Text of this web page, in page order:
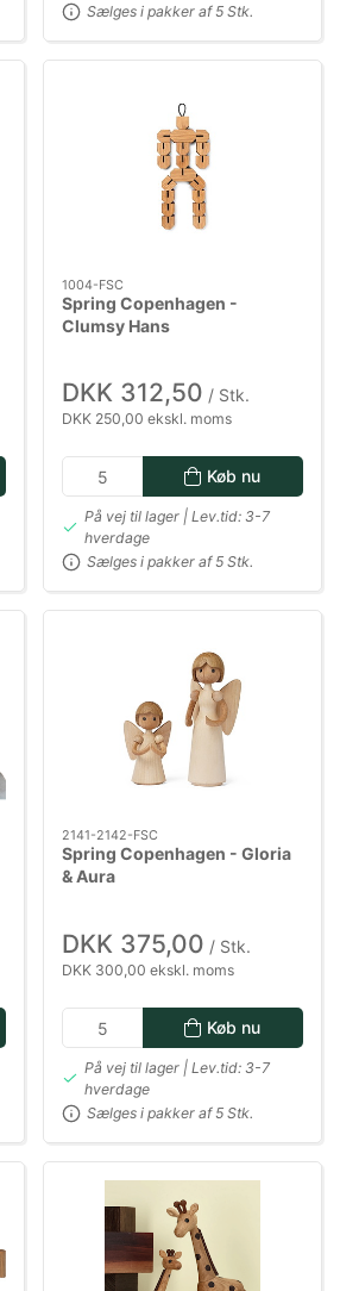
Sælges i pakker af 5 Stk.
1004-FSC
Spring Copenhagen -
Clumsy Hans
DKK 312,50 / Stk.
DKK 250,00 ekskl. moms
Køb nu
På vej til lager | Lev.tid: 3-7
hverdage
Sælges i pakker af 5 Stk.
2141-2142-FSC
Spring Copenhagen - Gloria
& Aura
DKK 375,00 / Stk.
DKK 300,00 ekskl. moms
Køb nu
På vej til lager | Lev.tid: 3-7
hverdage
Sælges i pakker af 5 Stk.